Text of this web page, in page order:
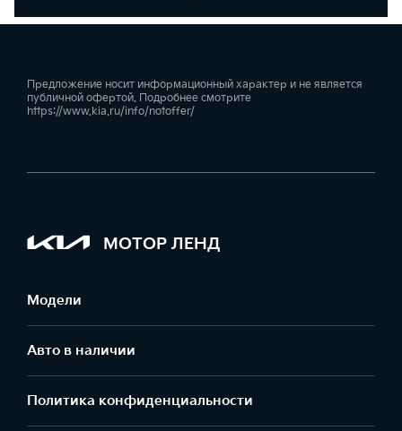
Предложение носит информационный характер и не является
публичной офертой. Подробнее смотрите
https://www.kia.ru/info/notoffer/
МОТОР ЛЕНД
Модели
Авто в наличии
Политика конфиденциальности